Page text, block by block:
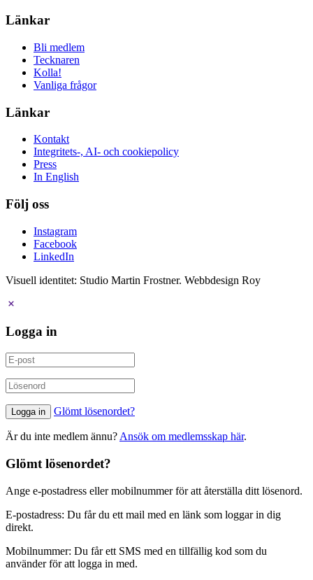
Länkar
Bli medlem
Tecknaren
Kolla!
Vanliga frågor
Länkar
Kontakt
Integritets-, AI- och cookiepolicy
Press
In English
Följ oss
Instagram
Facebook
LinkedIn
Visuell identitet: Studio Martin Frostner. Webbdesign Roy
Logga in
Glömt lösenordet?
Är du inte medlem ännu? Ansök om medlemsskap här.
Glömt lösenordet?
Ange e-postadress eller mobilnummer för att återställa ditt lösenord.
E-postadress: Du får du ett mail med en länk som loggar in dig
direkt.
Mobilnummer: Du får ett SMS med en tillfällig kod som du
använder för att logga in med.